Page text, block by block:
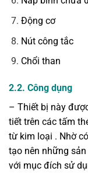
Động cơ
Nút công tắc
Chổi than
2.2. Công dụng
– Thiết bị này
tiết trên các tấm
từ kim loại . Nhờ
tạo nên những
với mục đích sử